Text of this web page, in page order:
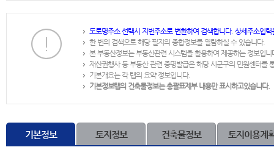
도로명주소 선택시 지번주소로 변환하여 검색합니다. 상세주소입
한 번의 검색으로 해당 필지의 종합정보를 열람하실 수 있습니다.
본 부동산정보는 부동산관련 시스템을 활용하여 제공하는 정보입니
재산권행사 등 부동산 관련 증명발급은 해당 시군구의 민원센터를
기본개요는 각 탭의 요약 정보입니다.
기본정보탭의 건축물정보는 총괄표제부 내용만 표시하고있습니다.
기본정보 토지정보 건축물정보 토지이용계